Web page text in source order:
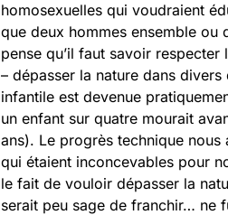
homosexuelles qui voudraient
que deux hommes ensemble ou
pense qu’il faut savoir respecter
– dépasser la nature dans
infantile est devenue
un enfant sur quatre mourait
ans). Le progrès technique
qui étaient inconcevables pour
le fait de vouloir dépasser la
serait peu sage de franchir… ne